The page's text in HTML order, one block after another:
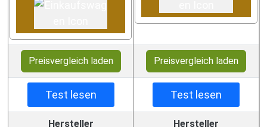
Preisvergleich laden Preisvergleich laden
Test lesen Test lesen
Hersteller
Hersteller